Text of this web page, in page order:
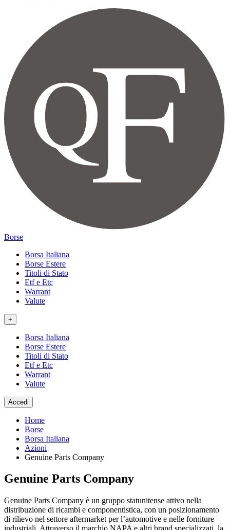
Borse
Borsa Italiana
Borse Estere
Titoli di Stato
Etf e Etc
Warrant
Valute
+
Borsa Italiana
Borse Estere
Titoli di Stato
Etf e Etc
Warrant
Valute
Accedi
Home
Borse
Borsa Italiana
Azioni
Genuine Parts Company
Genuine Parts Company
Genuine Parts Company è un gruppo statunitense attivo nella
distribuzione di ricambi e componentistica, con un posizionamento
di rilievo nel settore aftermarket per l’automotive e nelle forniture